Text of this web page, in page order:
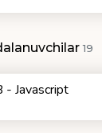
19
Javascript